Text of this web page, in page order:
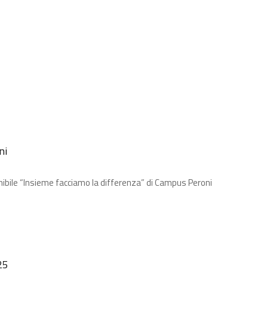
“Insieme facciamo la differenza” di Campus Peroni